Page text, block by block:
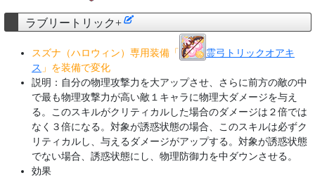
ラブリートリック+
スズナ（ハロウィン）専用装備「
霊弓トリックオアキ
ス 」を装備で変化
説明：自分の物理攻撃力を大アップさせ、さらに前方の敵の中
で最も物理攻撃力が高い敵１キャラに物理大ダメージを与え
る。このスキルがクリティカルした場合のダメージは２倍では
なく３倍になる。対象が誘惑状態の場合、このスキルは必ずク
リティカルし、与えるダメージがアップする。対象が誘惑状態
でない場合、誘惑状態にし、物理防御力を中ダウンさせる。
効果